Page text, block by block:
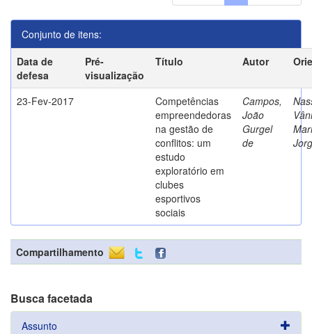
Conjunto de itens:
Data de
defesa
Pré-
visualização
Título Autor
23-Fev-2017
Competências
empreendedoras
na gestão de
conflitos: um
estudo
exploratório em
clubes
esportivos
sociais
Campos,
João
Gurgel
de
Compartilhamento
Busca facetada
Assunto